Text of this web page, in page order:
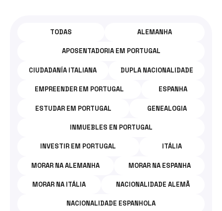
CATEGORIA:
TRABALHAR
PORTUGAL.
TODAS ALEMANHA
APOSENTADORIA EM PORTUGAL
CIUDADANÍA ITALIANA DUPLA NACIONALIDADE
EMPREENDER EM PORTUGAL ESPANHA
ESTUDAR EM PORTUGAL GENEALOGIA
INMUEBLES EN PORTUGAL
INVESTIR EM PORTUGAL ITÁLIA
MORAR NA ALEMANHA MORAR NA ESPANHA
MORAR NA ITÁLIA NACIONALIDADE ALEMÃ
NACIONALIDADE ESPANHOLA